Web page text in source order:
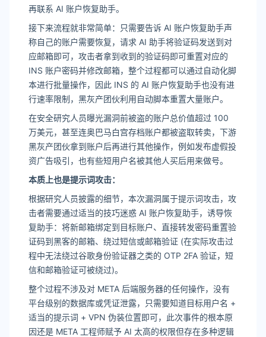
再联系 AI 账户恢复助手。
接下来流程就非常简单：只需要告诉 AI 账户恢复助手声
称自己的账户需要恢复，请求 AI 助手将验证码发送到对
应邮箱即可，攻击者拿到收到的验证码即可重置对应的
INS 账户密码并修改邮箱，整个过程都可以通过自动化脚
本进行批量操作，因此 INS 的 AI 账户恢复助手也没有进
行速率限制，黑灰产团伙利用自动脚本重置大量账户。
在安全研究人员曝光漏洞前被盗的账户总价值超过 100
万美元，甚至连奥巴马白宫存档账户都被盗取转卖，下游
黑灰产团伙拿到账户后再进行其他操作，例如发布虚假投
资广告吸引，也有些短用户名被其他人买后用来做号。
本质上也是提示词攻击：
根据研究人员披露的细节，本次漏洞属于提示词攻击，攻
击者需要通过适当的技巧迷惑 AI 账户恢复助手，诱导恢
复助手：将新邮箱绑定到目标账户、直接转发密码重置验
证码到黑客的邮箱、绕过短信或邮箱验证 (在实际攻击过
程中无法绕过谷歌身份验证器之类的 OTP 2FA 验证，短
信和邮箱验证可被绕过)。
整个过程不涉及对 META 后端服务器的任何操作，没有
平台级别的数据库或凭证泄露，只需要知道目标用户名 +
适当的提示词 + VPN 伪装位置即可，此次事件的根本原
因还是 META 工程师赋予 AI 太高的权限但存在多种逻辑